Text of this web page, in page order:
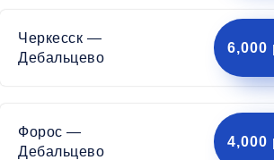
Черкесск —
Дебальцево
6,000
Форос —
Дебальцево
4,000